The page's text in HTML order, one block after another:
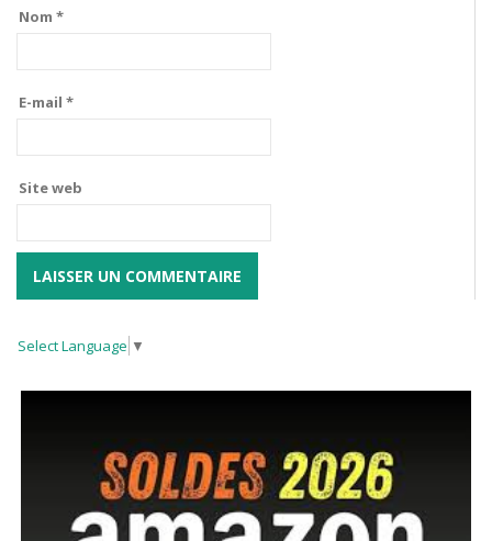
Nom *
E-mail *
Site web
Select Language ▼